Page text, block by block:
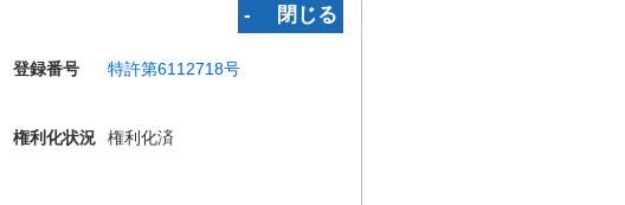
‐ 閉じる
登録番号
特許第6112718号
権利化状況
権利化済